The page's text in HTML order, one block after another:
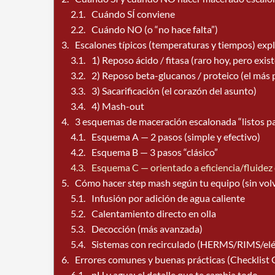
Cuándo SÍ conviene
Cuándo NO (o “no hace falta”)
Escalones típicos (temperaturas y tiempos)
1) Reposo ácido / fitasa (raro hoy, pero
2) Reposo beta-glucanos / proteico (el más
3) Sacarificación (el corazón del asunto)
4) Mash-out
3 esquemas de maceración escalonada “listos
Esquema A — 2 pasos (simple y efectivo)
Esquema B — 3 pasos “clásico”
Esquema C — orientado a eficiencia/fluidez
Cómo hacer step mash según tu equipo (sin
Infusión por adición de agua caliente
Calentamiento directo en olla
Decocción (más avanzada)
Sistemas con recirculado (HERMS/RIMS/
Errores comunes y buenas prácticas (Checklist